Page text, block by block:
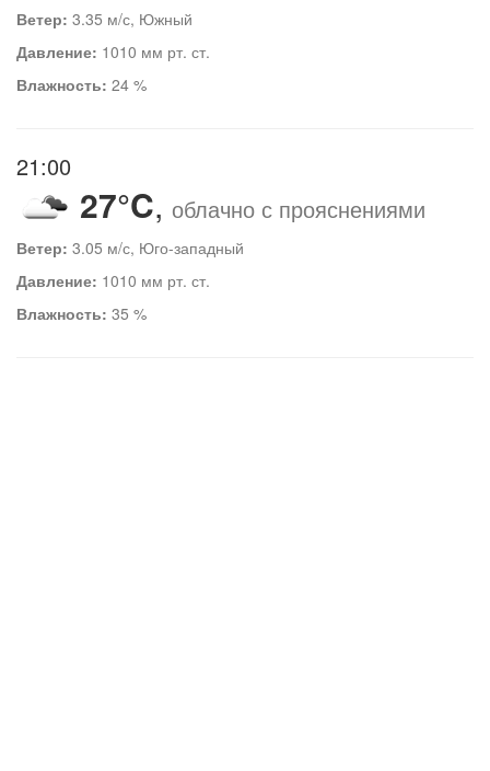
Ветер: 3.35 м/с, Южный
Давление: 1010 мм рт. ст.
Влажность: 24 %
21:00
27°C, облачно с прояснениями
Ветер: 3.05 м/с, Юго-западный
Давление: 1010 мм рт. ст.
Влажность: 35 %